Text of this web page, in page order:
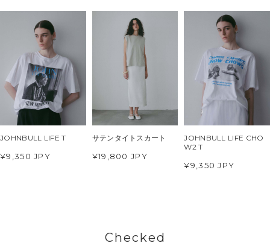
JOHNBULL LIFE T
¥9,350 JPY
サテンタイトスカート
¥19,800 JPY
JOHNBULL LIFE CHO
W2 T
¥9,350 JPY
Checked